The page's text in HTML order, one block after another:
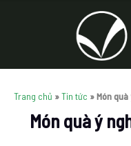
Trang chủ »Tin tức »Món
Món quà ý